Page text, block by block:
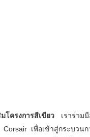
โครงการสีเขียว เราร่วม
Corsair เพื่อเข้าสู่กระบ